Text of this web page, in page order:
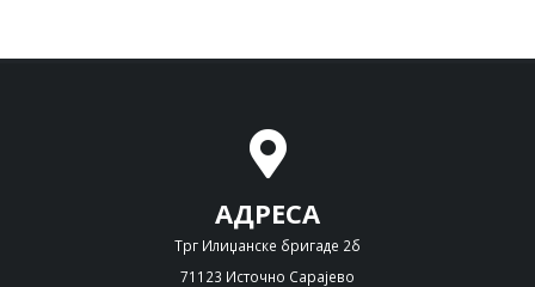
АДРЕСА
Трг Илиџанске бригаде 2б
71123 Источно Сарајево